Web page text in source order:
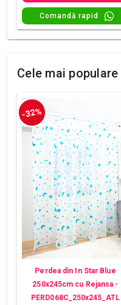
Comandă rapid
Cele mai
-32%
Perdea din In Star Blue
250x245cm cu Rejansa -
PERD068C_250x245_ATL